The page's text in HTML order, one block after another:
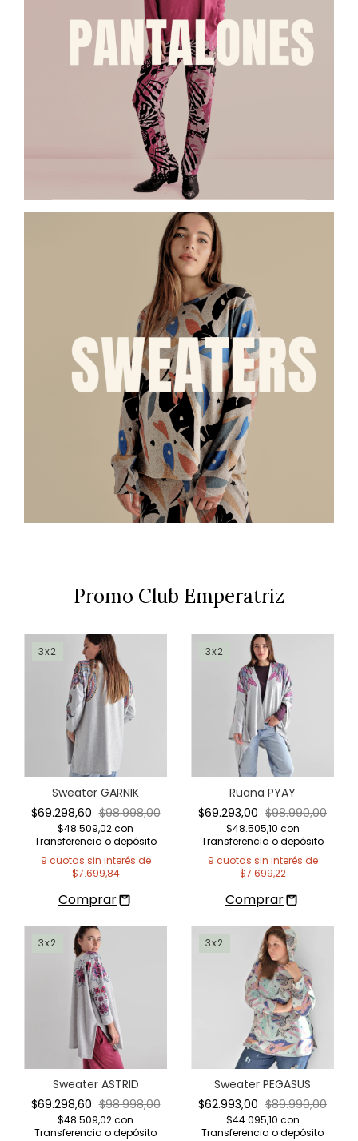
Promo Club Emperatriz
3x2
Sweater GARNIK
$69.298,60 $98.998,00
$48.509,02con
Transferencia o depósito
9 cuotas sin interés de
$7.699,84
3x2
Ruana PYAY
$69.293,00 $98.990,00
$48.505,10 con
Transferencia o depósito
9 cuotas sin interés de
$7.699,22
3x2
Sweater ASTRID
$69.298,60 $98.998,00
$48.509,02con
Transferencia o depósito
3x2
Sweater PEGASUS
$62.993,00 $89.990,00
$44.095,10 con
Transferencia o depósito